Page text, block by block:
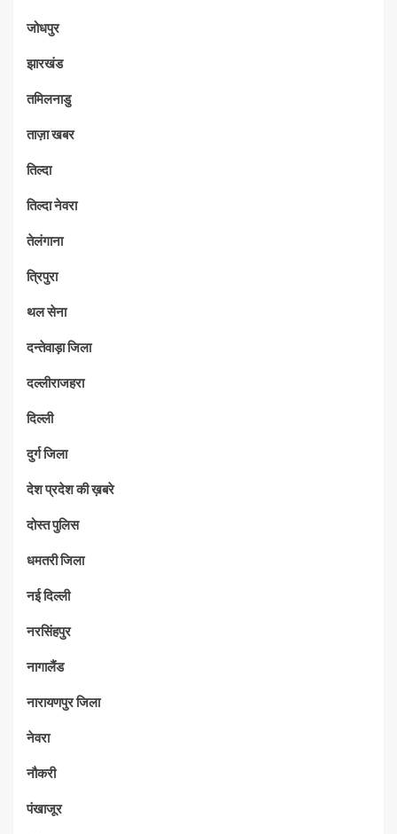
जोधपुर
झारखंड
तमिलनाडु
ताज़ा खबर
तिल्दा
तिल्दा नेवरा
तेलंगाना
त्रिपुरा
थल सेना
दन्तेवाड़ा जिला
दल्लीराजहरा
दिल्ली
दुर्ग जिला
देश प्रदेश की ख़बरे
दोस्त पुलिस
धमतरी जिला
नई दिल्ली
नरसिंहपुर
नागालैंड
नारायणपुर जिला
नेवरा
नौकरी
पंखाजूर